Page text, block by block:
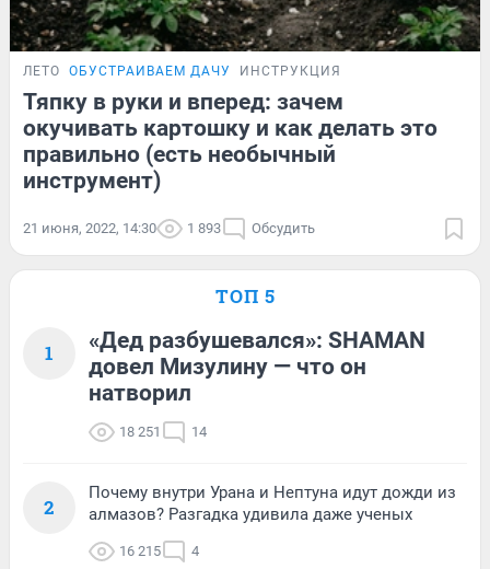
ЛЕТО ОБУСТРАИВАЕМ ДАЧУ ИНСТРУКЦИЯ
Тяпку в руки и вперед: зачем
окучивать картошку и как делать это
правильно (есть необычный
инструмент)
21 июня, 2022, 14:30 1 893 Обсудить
ТОП 5
1
«Дед разбушевался»: SHAMAN
довел Мизулину — что он
натворил
18 251 14
2
Почему внутри Урана и Нептуна идут дожди из
алмазов? Разгадка удивила даже ученых
16 215 4